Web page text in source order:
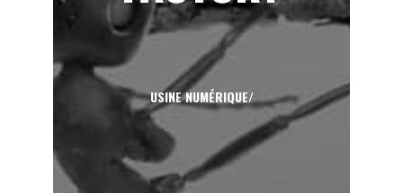
USINE NUMÉRIQUE/